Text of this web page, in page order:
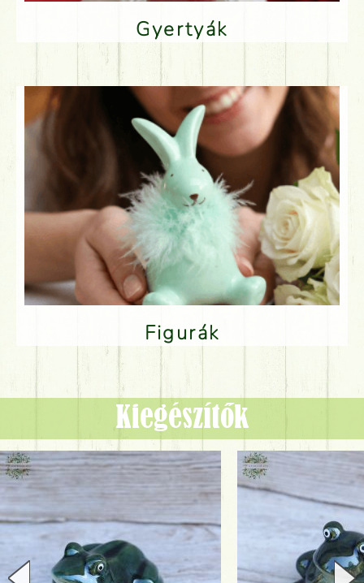
Gyertyák
Figurák
Kiegészítők